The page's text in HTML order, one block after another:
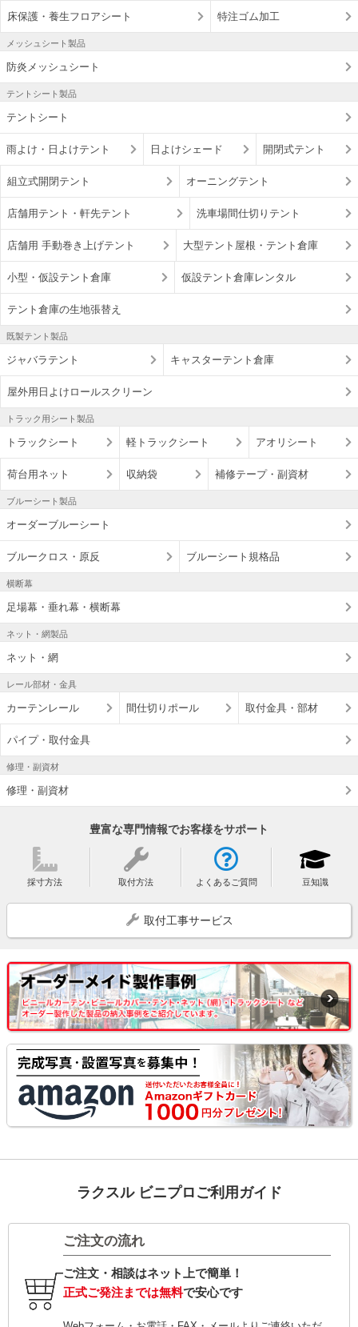
床保護・養生フロアシート 特注ゴム加工
メッシュシート製品
防炎メッシュシート
テントシート製品
テントシート
雨よけ・日よけテント 日よけシェード 開閉式テント
組立式開閉テント オーニングテント
店舗用テント・軒先テント 洗車場間仕切りテント
店舗用 手動巻き上げテント 大型テント屋根・テント倉庫
小型・仮設テント倉庫 仮設テント倉庫レンタル
テント倉庫の生地張替え
既製テント製品
ジャバラテント キャスターテント倉庫
屋外用日よけロールスクリーン
トラック用シート製品
トラックシート 軽トラックシート アオリシート
荷台用ネット 収納袋 補修テープ・副資材
ブルーシート製品
オーダーブルーシート
ブルークロス・原反 ブルーシート規格品
横断幕
足場幕・垂れ幕・横断幕
ネット・網製品
ネット・網
レール部材・金具
カーテンレール 間仕切りポール 取付金具・部材
パイプ・取付金具
修理・副資材
修理・副資材
豊富な専門情報でお客様をサポート
採寸方法 取付方法 よくあるご質問 豆知識
取付工事サービス
ラクスル ビニプロご利用ガイド
ご注文の流れ
ご注文・相談はネット上で簡単！
正式ご発注までは無料で安心です